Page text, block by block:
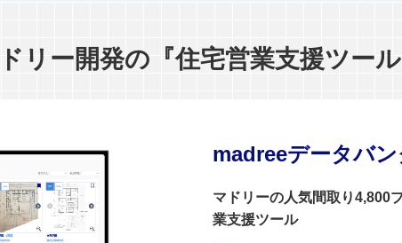
リー開発の『住宅営業支援ツール
madreeデータバン
マドリーの人気間取り4,800
業支援ツール